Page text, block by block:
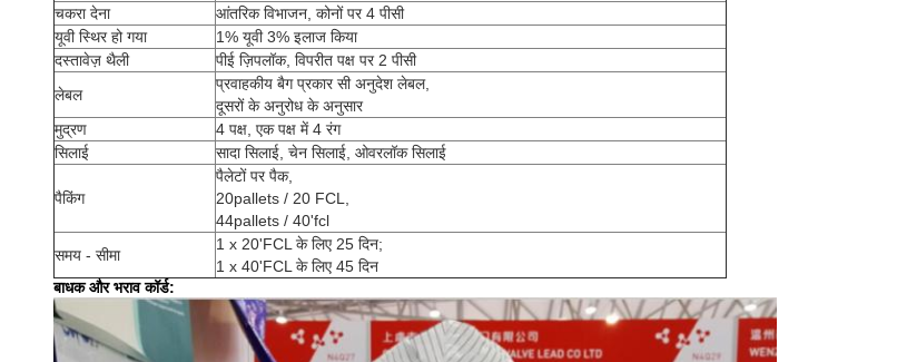
चकरा देना
आंतरिक विभाजन, कोनों पर 4 पीसी
यूवी स्थिर हो गया
1% यूवी 3% इलाज किया
दस्तावेज़ थैली
पीई ज़िपलॉक, विपरीत पक्ष पर 2 पीसी
लेबल
प्रवाहकीय बैग प्रकार सी अनुदेश लेबल,
दूसरों के अनुरोध के अनुसार
मुद्रण
4 पक्ष, एक पक्ष में 4 रंग
सिलाई
सादा सिलाई, चेन सिलाई, ओवरलॉक सिलाई
पैकिंग
पैलेटों पर पैक,
20pallets / 20 FCL,
44pallets / 40'fcl
समय - सीमा
1 x 20'FCL के लिए 25 दिन;
1 x 40'FCL के लिए 45 दिन
बाधक और भराव कॉर्ड: